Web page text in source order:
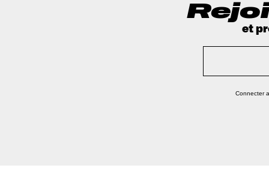
et
Connecter